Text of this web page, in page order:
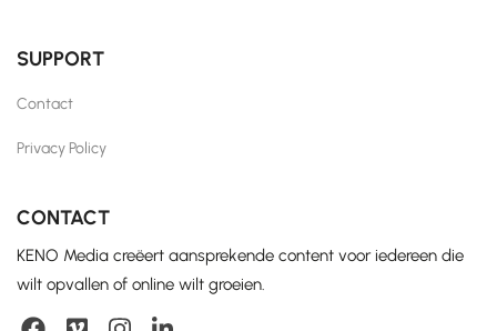
SUPPORT
Contact
Privacy Policy
CONTACT
KENO Media creëert aansprekende content voor iedereen die
wilt opvallen of online wilt groeien.